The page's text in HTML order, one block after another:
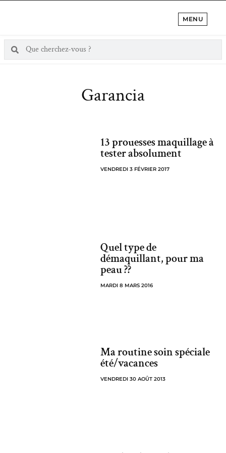
MENU
Garancia
13 prouesses maquillage à
tester absolument
VENDREDI 3 FÉVRIER 2017
Quel type de
démaquillant, pour ma
peau ??
MARDI 8 MARS 2016
Ma routine soin spéciale
été/vacances
VENDREDI 30 AOÛT 2013